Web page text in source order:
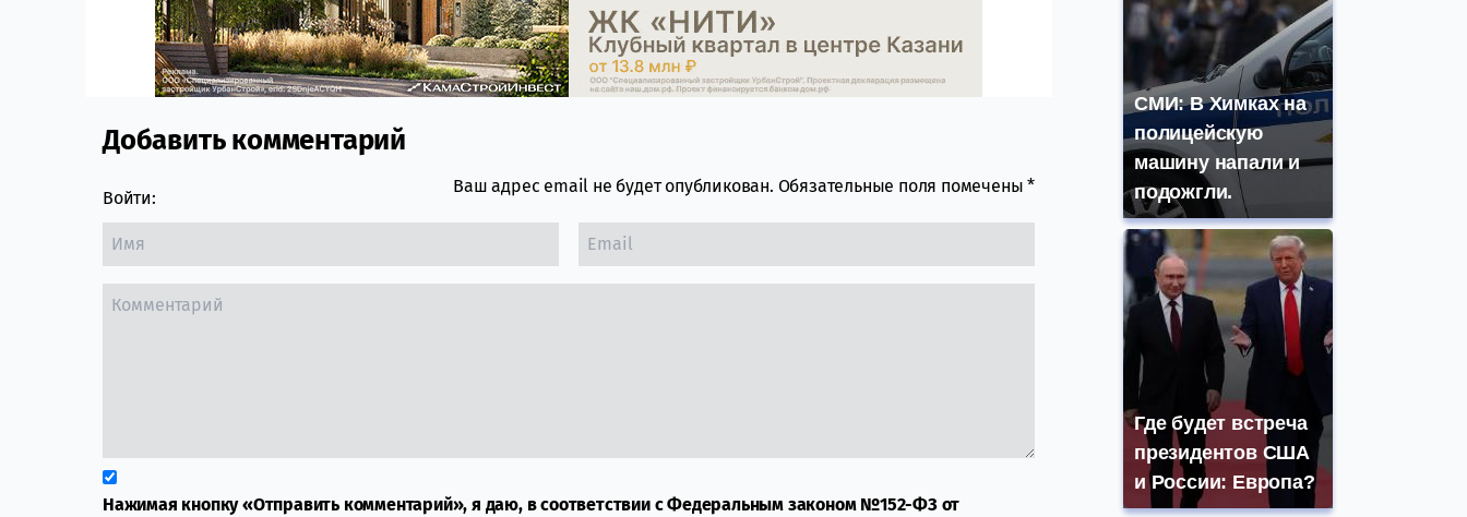
Comment section
Добавить комментарий
Войти:
Ваш адрес email не будет опубликован. Обязательные поля помечены*
Нажимая кнопку «Отправить комментарий», я даю, в соответствии с Федеральным законом №152-ФЗ от
СМИ: В Химках на
полицейскую
машину напали и
подожгли.
Где будет встреча
президентов США
и России: Европа?